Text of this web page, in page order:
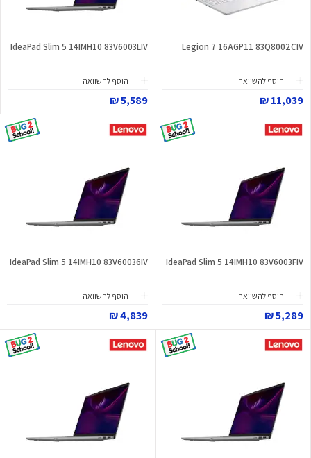
Legion 7 16AGP11 83Q8002CIV
הוסף להשוואה
11,039 ₪
IdeaPad Slim 5 14IMH10 83V6003LIV
הוסף להשוואה
5,589 ₪
IdeaPad Slim 5 14IMH10 83V6003FIV
הוסף להשוואה
5,289 ₪
IdeaPad Slim 5 14IMH10 83V60036IV
הוסף להשוואה
4,839 ₪